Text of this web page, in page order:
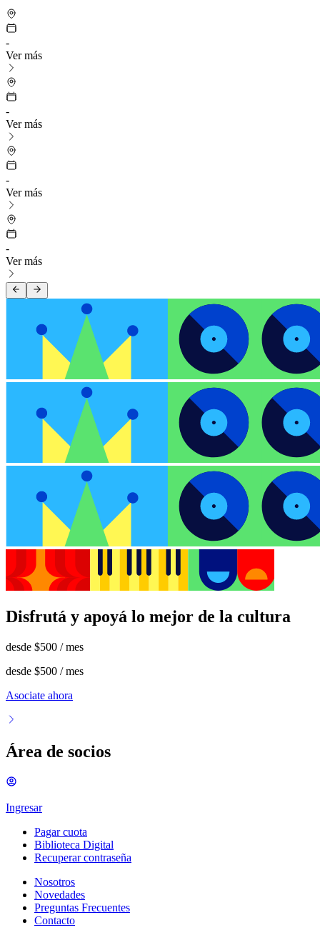
-
Ver más
-
Ver más
-
Ver más
-
Ver más
Disfrutá y apoyá lo mejor de la cultura
desde $500 / mes
desde $500 / mes
Asociate ahora
Área de socios
Ingresar
Pagar cuota
Biblioteca Digital
Recuperar contraseña
Nosotros
Novedades
Preguntas Frecuentes
Contacto